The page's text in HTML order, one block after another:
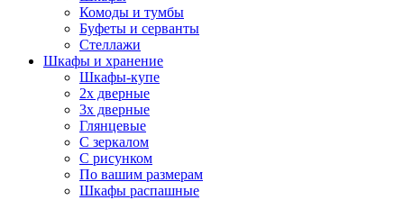
Комоды и тумбы
Буфеты и серванты
Стеллажи
Шкафы и хранение
Шкафы-купе
2х дверные
3х дверные
Глянцевые
С зеркалом
С рисунком
По вашим размерам
Шкафы распашные